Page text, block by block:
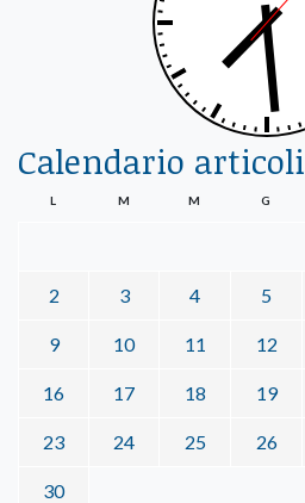
Calendario articoli
L M M G
2 3 4 5
9 10 11 12
16 17 18 19
23 24 25 26
30